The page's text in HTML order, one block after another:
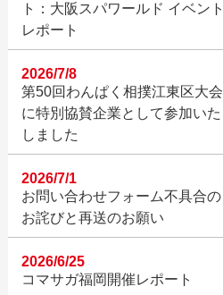
ト：大阪スパワールド イベント
レポート
第50回わんぱく相撲江東区大会
に特別協賛企業として参加いた
しました
2026/7/8
お問い合わせフォーム不具合の
お詫びと再送のお願い
2026/7/1
コマサガ福岡開催レポート
2026/6/25